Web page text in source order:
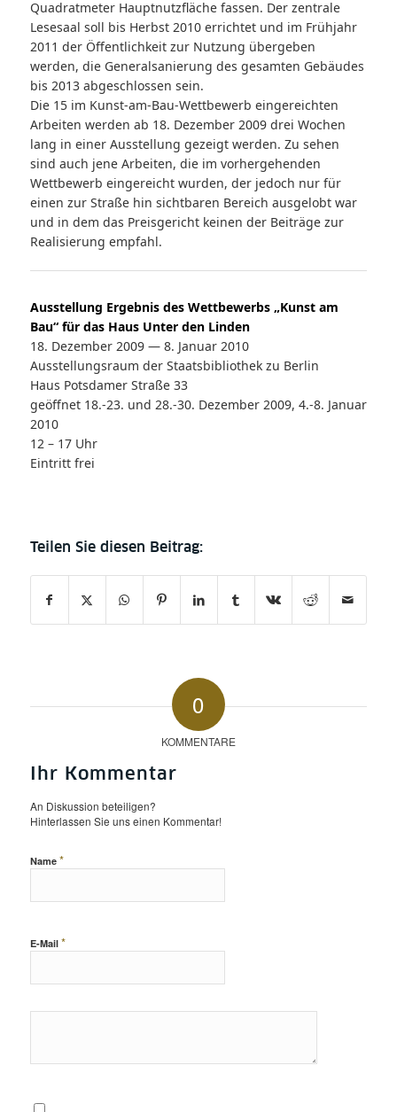
Quadratmeter Hauptnutzfläche fas­sen. Der zentrale
Lesesaal soll bis Herbst 2010 errichtet und im Frühjahr
2011 der Öffentlichkeit zur Nutzung übergeben
werden, die Generalsanierung des gesamten Gebäudes
bis 2013 abgeschlossen sein.
Die 15 im Kunst-am-Bau-Wettbewerb eingereichten
Arbeiten werden ab 18. Dezember 2009 drei Wochen
lang in einer Ausstellung gezeigt werden. Zu sehen
sind auch jene Arbeiten, die im vorhergehenden
Wettbewerb eingereicht wurden, der jedoch nur für
einen zur Straße hin sichtbaren Bereich ausgelobt war
und in dem das Preisgericht keinen der Beiträge zur
Realisierung empfahl.
Ausstellung Ergebnis des Wettbewerbs „Kunst am
Bau“ für das Haus Unter den Linden
18. Dezember 2009 — 8. Januar 2010
Ausstellungsraum der Staatsbibliothek zu Berlin
Haus Potsdamer Straße 33
geöffnet 18.-23. und 28.-30. Dezember 2009, 4.-8. Januar
2010
12 – 17 Uhr
Eintritt frei
0
KOMMENTARE
Ihr Kommentar
An Diskussion beteiligen?
Hinterlassen Sie uns einen Kommentar!
Name *
E-Mail *